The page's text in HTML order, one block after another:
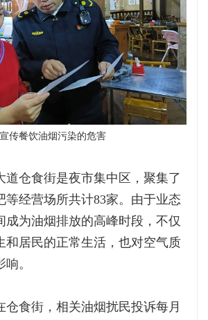
宣传餐饮油烟污染的危害
道仓食街是夜市集中区，聚集了
等经营场所共计83家。由于业态
成为油烟排放的高峰时段，不仅
和居民的正常生活，也对空气质
。
仓食街，相关油烟扰民投诉每月